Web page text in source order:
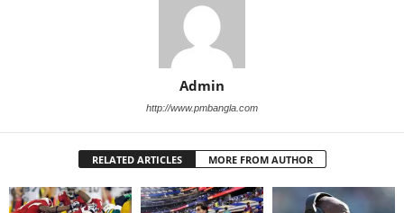
Admin
http://www.pmbangla.com
RELATED ARTICLES MORE FROM AUTHOR